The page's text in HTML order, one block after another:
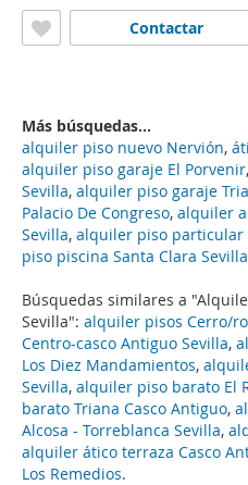
Búsquedas similares a
Sevilla": alquiler pisos Cerro/
Centro-casco Antiguo Sevilla,
Los Diez Mandamientos,
Sevilla, alquiler piso barato El
barato Triana Casco Antiguo,
Alcosa - Torreblanca Sevilla,
alquiler ático terraza Casco
Los Remedios.
Contactar
Más búsquedas...
alquiler piso nuevo Nervión,
alquiler piso garaje El Porvenir,
Sevilla, alquiler piso garaje
Palacio De Congreso, alquiler
Sevilla, alquiler piso particular
piso piscina Santa Clara Sevilla